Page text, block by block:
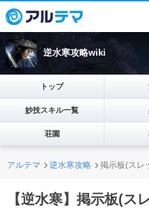
逆水寒攻略wiki
トップ
妙技スキル一覧
荘園
アルテマ 逆水寒攻略 掲示板(スレ
【逆水寒】掲示板(ス